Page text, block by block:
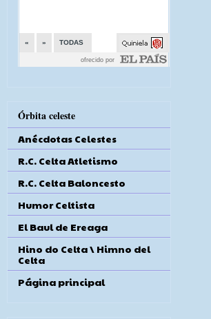
Órbita celeste
Anécdotas Celestes
R.C. Celta Atletismo
R.C. Celta Baloncesto
Humor Celtista
El Baul de Ereaga
Hino do Celta \ Himno del
Celta
Página principal